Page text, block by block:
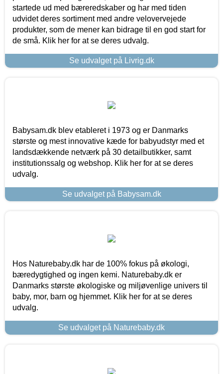
startede ud med bæreredskaber og har med tiden
udvidet deres sortiment med andre velovervejede
produkter, som de mener kan bidrage til en god start for
de små. Klik her for at se deres udvalg.
Se udvalget på Livrig.dk
Babysam.dk blev etableret i 1973 og er Danmarks
største og mest innovative kæde for babyudstyr med et
landsdækkende netværk på 30 detailbutikker, samt
institutionssalg og webshop. Klik her for at se deres
udvalg.
Se udvalget på Babysam.dk
Hos Naturebaby.dk har de 100% fokus på økologi,
bæredygtighed og ingen kemi. Naturebaby.dk er
Danmarks største økologiske og miljøvenlige univers til
baby, mor, barn og hjemmet. Klik her for at se deres
udvalg.
Se udvalget på Naturebaby.dk